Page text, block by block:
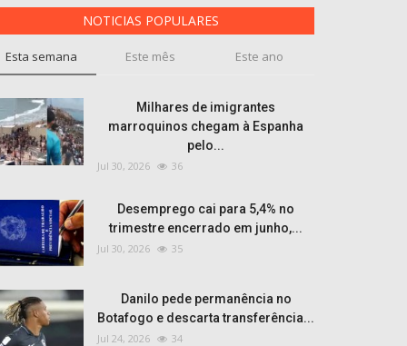
NOTICIAS POPULARES
Esta semana Este mês Este ano
Milhares de imigrantes
marroquinos chegam à Espanha
pelo...
Jul 30, 2026 36
Desemprego cai para 5,4% no
trimestre encerrado em junho,...
Jul 30, 2026 35
Danilo pede permanência no
Botafogo e descarta transferência...
Jul 24, 2026 34